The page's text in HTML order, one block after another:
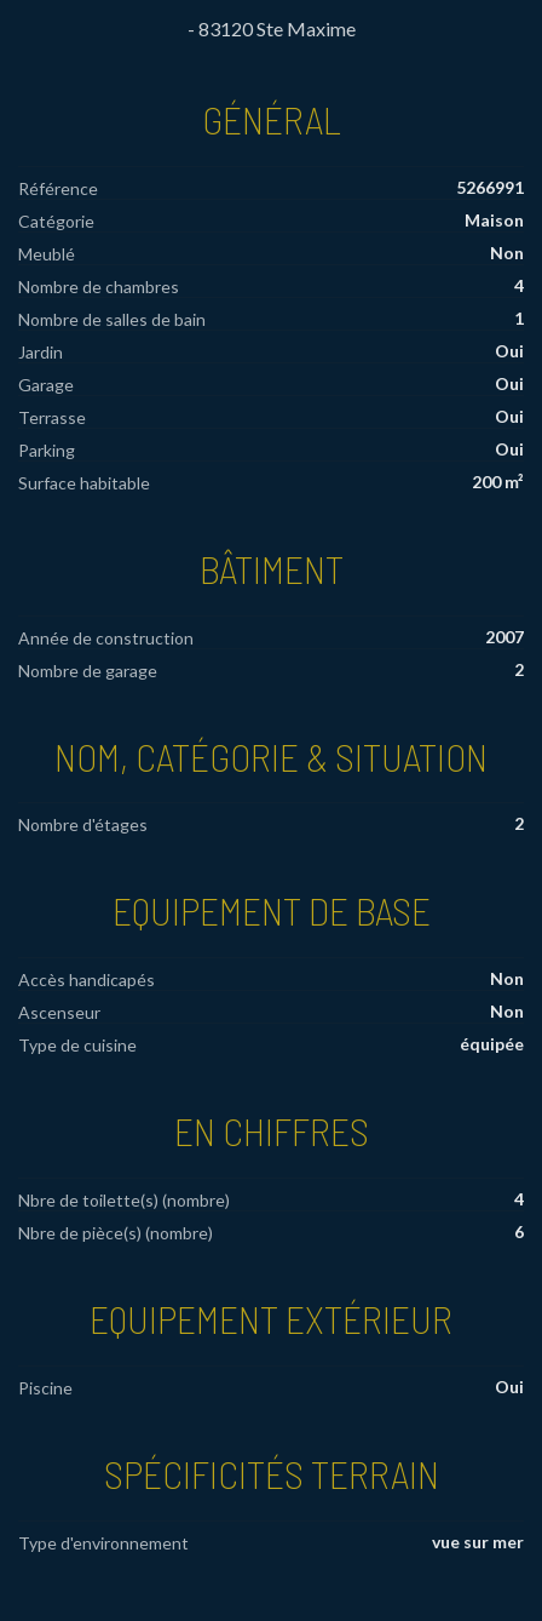
- 83120 Ste Maxime
GÉNÉRAL
Référence
5266991
Catégorie
Maison
Meublé
Non
Nombre de chambres
4
Nombre de salles de bain
1
Jardin
Oui
Garage
Oui
Terrasse
Oui
Parking
Oui
Surface habitable
200 m²
BÂTIMENT
Année de construction
2007
Nombre de garage
2
NOM, CATÉGORIE & SITUATION
Nombre d'étages 2
EQUIPEMENT DE BASE
Accès handicapés
Non
Ascenseur
Non
Type de cuisine
équipée
EN CHIFFRES
Nbre de toilette(s) (nombre)
4
Nbre de pièce(s) (nombre)
6
EQUIPEMENT EXTÉRIEUR
Piscine Oui
SPÉCIFICITÉS TERRAIN
Type d'environnement vue sur mer